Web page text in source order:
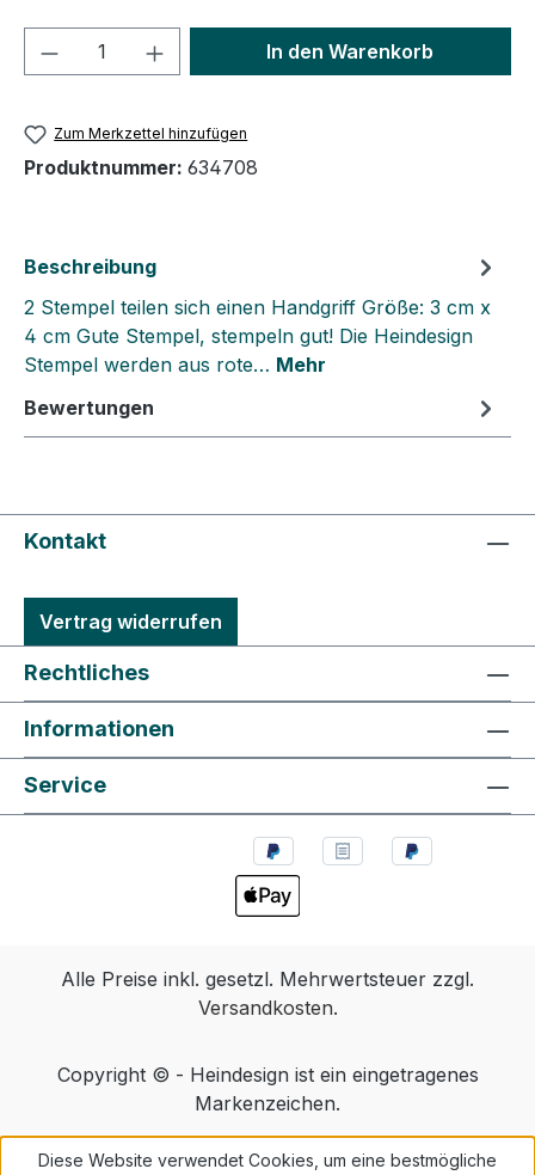
Produkt Anzahl: Gib denIn den Warenkorb
Zum Merkzettel hinzufügen
Produktnummer: 634708
Beschreibung
2 Stempel teilen sich einen Handgriff Größe: 3 cm x
4 cm Gute Stempel, stempeln gut! Die Heindesign
Stempel werden aus rote… Mehr
Bewertungen
Kontakt
Vertrag widerrufen
Rechtliches
Informationen
Service
Alle Preise inkl. gesetzl. Mehrwertsteuer zzgl.
Versandkosten.
Copyright © - Heindesign ist ein eingetragenes
Markenzeichen.
Diese Website verwendet Cookies, um eine bestmögliche